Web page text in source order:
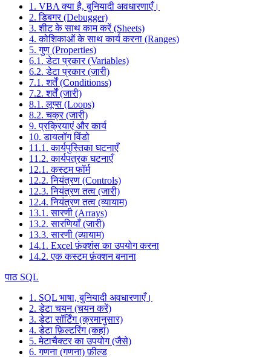
1. VBA क्या है, बुनियादी अवधारणाएँ।
2. डिबगर (Debugger)
3. शीट के साथ काम करें (Sheets)
4. कोशिकाओं के साथ कार्य करना (Ranges)
5. गुण (Properties)
6.1. डेटा प्रकार (Variables)
6.2. डेटा प्रकार (जारी)
7.1. शर्तें (Conditionss)
7.2. शर्तें (जारी)
8.1. लूप्स (Loops)
8.2. चक्र (जारी)
9. प्रक्रियाएं और कार्य
10. डायलॉग विंडो
11.1. कार्यपुस्तिका घटनाएँ
11.2. कार्यपत्रक घटनाएँ
12.1. कस्टम फॉर्म
12.2. नियंत्रण (Controls)
12.3. नियंत्रण तत्व (जारी)
12.4. नियंत्रण तत्व (व्यायाम)
13.1. सारणी (Arrays)
13.2. सारणियाँ (जारी)
13.3. सारणी (व्यायाम)
14.1. Excel फ़ंक्शंस का उपयोग करना
14.2. एक कस्टम फ़ंक्शन बनाना
पाठ SQL
1. SQL भाषा, बुनियादी अवधारणाएँ।
2. डेटा चयन (चयन करें)
3. डेटा सॉर्टिंग (क्रमानुसार)
4. डेटा फ़िल्टरिंग (कहां)
5. मेटाचैक्टर का उपयोग (जैसे)
6. गणना (गणना) फ़ील्ड